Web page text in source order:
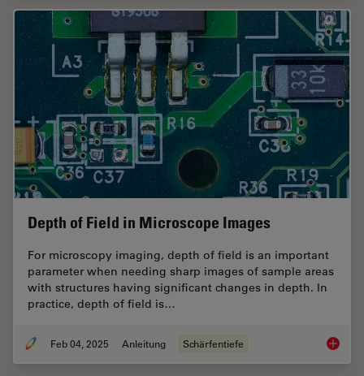
Depth of Field in Microscope Images
For microscopy imaging, depth of field is an important
parameter when needing sharp images of sample areas
with structures having significant changes in depth. In
practice, depth of field is…
Feb 04, 2025 Anleitung Schärfentiefe Depth